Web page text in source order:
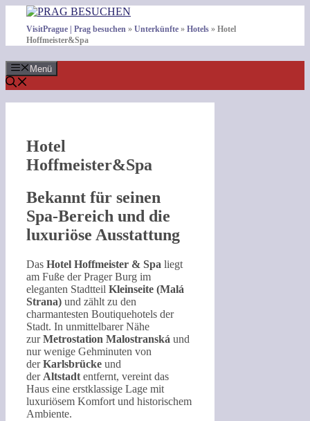
Inhalt
springen
VisitPrague | Prag besuchen » Unterkünfte » Hotels » Hotel
Hoffmeister&Spa
Menü
Hotel
Hoffmeister&Spa
Bekannt für seinen
Spa-Bereich und die
luxuriöse Ausstattung
Das Hotel Hoffmeister & Spa liegt
am Fuße der Prager Burg im
eleganten Stadtteil Kleinseite (Malá
Strana) und zählt zu den
charmantesten Boutiquehotels der
Stadt. In unmittelbarer Nähe
zurMetrostation Malostranská und
nur wenige Gehminuten von
derKarlsbrücke und
der Altstadt entfernt, vereint das
Haus eine erstklassige Lage mit
luxuriösem Komfort und historischem
Ambiente.